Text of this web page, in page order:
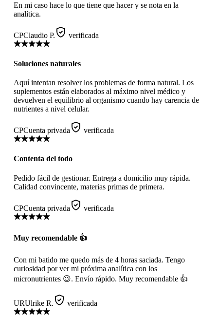
En mi caso hace lo que tiene que hacer y se nota en la
analítica.
CPClaudio P. verificada
Soluciones naturales
Aquí intentan resolver los problemas de forma natural. Los
suplementos están elaborados al máximo nivel médico y
devuelven el equilibrio al organismo cuando hay carencia de
nutrientes a nivel celular.
CPCuenta privada verificada
Contenta del todo
Pedido fácil de gestionar. Entrega a domicilio muy rápida.
Calidad convincente, materias primas de primera.
CPCuenta privada verificada
Muy recomendable 👍
Con mi batido me quedo más de 4 horas saciada. Tengo
curiosidad por ver mi próxima analítica con los
micronutrientes 😉. Envío rápido. Muy recomendable 👍
URUlrike R. verificada